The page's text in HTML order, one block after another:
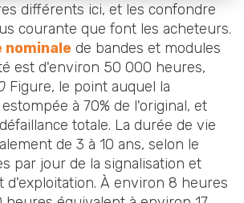
différents ici, et les confondre
courante que font les acheteurs.
nominale de bandes et modules
est d'environ 50 000 heures,
Figure, le point auquel la
à 70% de l'original, et
totale. La durée de vie
de 3 à 10 ans, selon le
par jour de la signalisation et
d'exploitation. À environ 8 heures